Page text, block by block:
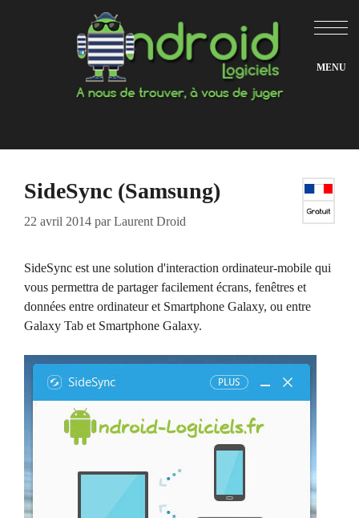
SideSync (Samsung)
22 avril 2014 parLaurent Droid
SideSync est une solution d'interaction ordinateur-mobile qui
vous permettra de partager facilement écrans, fenêtres et
données entre ordinateur et Smartphone Galaxy, ou entre
Galaxy Tab et Smartphone Galaxy.